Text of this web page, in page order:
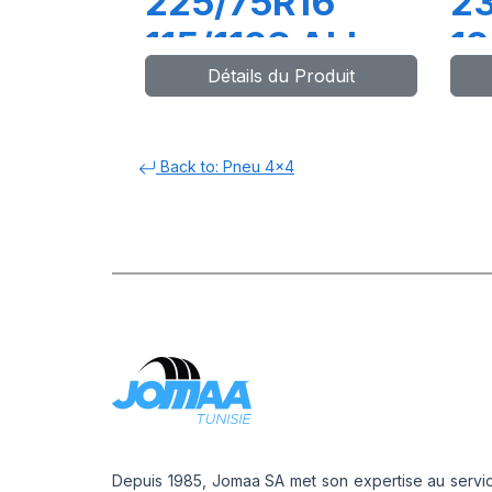
115/112S ALL
TERRAIN T/A
Détails du Produit
Back to: Pneu 4x4
Depuis 1985, Jomaa SA met son expertise au